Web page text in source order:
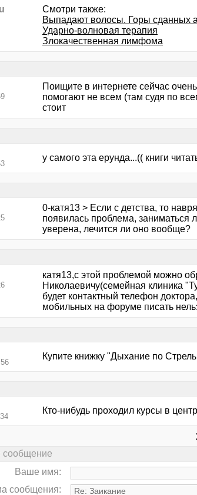
Смотри также:
Выпадают волосы. Горы сданных
Ударно-волновая терапия
Злокачественная лимфома
Поищите в интернете сейчас
помогают не всем (там судя по
стоит
у самого эта ерунда...(( книги
0-катя13 > Если с детства, то
появилась проблема, заниматься
уверена, лечится ли оно вообще?
катя13,с этой проблемой можно
Николаевичу(семейная клиника
будет контактный телефон
мобильных на форуме писать
Купите книжку "Дыхание по
Кто-нибудь проходил курсы в
сообщение
Ваше имя:
сообщения: